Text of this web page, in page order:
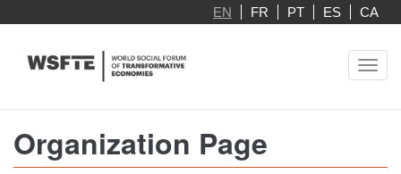
main
EN FR PT ES CA
Organization Page